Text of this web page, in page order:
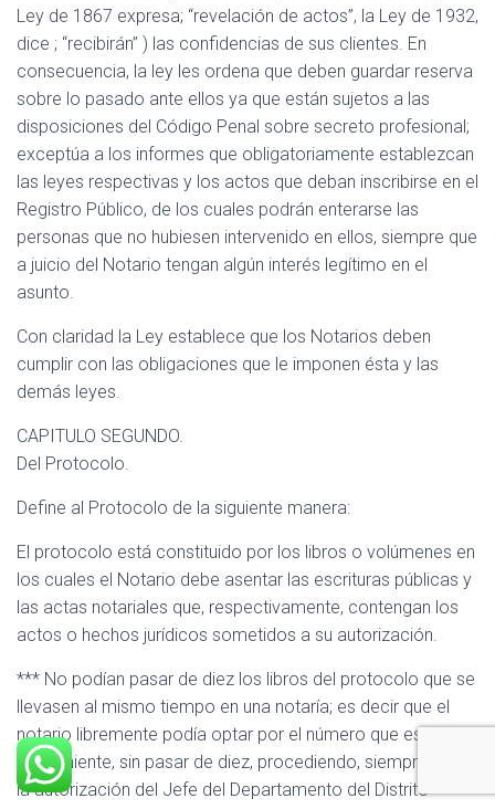
Ley de 1867 expresa; “revelación de actos”, la Ley de 1932,
dice ; “recibirán” ) las confidencias de sus clientes. En
consecuencia, la ley les ordena que deben guardar reserva
sobre lo pasado ante ellos ya que están sujetos a las
disposiciones del Código Penal sobre secreto profesional;
exceptúa a los informes que obligatoriamente establezcan
las leyes respectivas y los actos que deban inscribirse en el
Registro Público, de los cuales podrán enterarse las
personas que no hubiesen intervenido en ellos, siempre que
a juicio del Notario tengan algún interés legítimo en el
asunto.
Con claridad la Ley establece que los Notarios deben
cumplir con las obligaciones que le imponen ésta y las
demás leyes.
CAPITULO SEGUNDO.
Del Protocolo.
Define al Protocolo de la siguiente manera:
El protocolo está constituido por los libros o volúmenes en
los cuales el Notario debe asentar las escrituras públicas y
las actas notariales que, respectivamente, contengan los
actos o hechos jurídicos sometidos a su autorización.
*** No podían pasar de diez los libros del protocolo que se
llevasen al mismo tiempo en una notaría; es decir que el
notario libremente podía optar por el número que estimare
conveniente, sin pasar de diez, procediendo, siempre con
la autorización del Jefe del Departamento del Distrito